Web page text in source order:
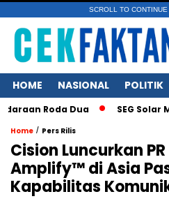
SCROLL TO
HOME NASIONAL POLITIK
Dua SEG Solar Mulai
Home / Pers Rilis
Cision Luncurkan
Amplify™ di Asia
Kapabilitas